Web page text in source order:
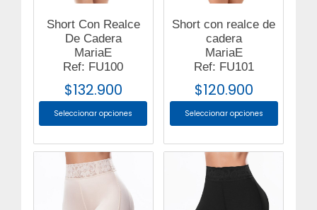
Short Con Realce
De Cadera
MariaE
Ref: FU100
$132.900
Seleccionar opciones
Short con realce de
cadera
MariaE
Ref: FU101
$120.900
Seleccionar opciones